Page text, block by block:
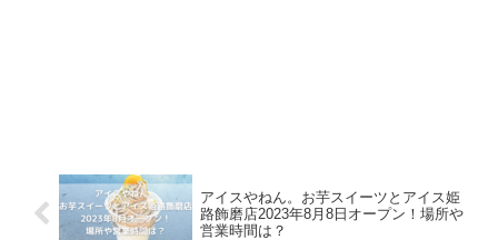
アイスやねん。お芋スイーツとアイス姫
路飾磨店2023年8月8日オープン！場所や
営業時間は？